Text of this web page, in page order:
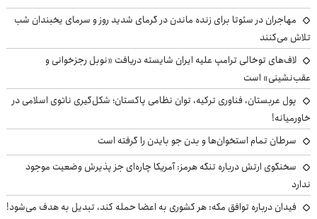
مهاجران در سئوتا برای زنده ماندن در گرمای شدید روز و سرمای یخبندان شب
تلاش می‌کنند
لاف‌های توخالی ترامپ علیه ایران شایسته دریافت «نوبل رجزخوانی و
عقب‌نشینی» است
پول عربستان، فناوری ترکیه، توان نظامی پاکستان؛ شکل‌گیری ناتوی اسلامی در
خاورمیانه!
سرطان تمام استخوان‌ها و بدن جو بایدن را گرفته است
سخنگوی ارتش درباره تنگه هرمز: آمریکا چاره‌ای جز پذیرش وضعیت موجود
ندارد
فیدان درباره توافق مکه: هر کشوری به اعضا حمله کند، تبدیل به هدف می‌شود!